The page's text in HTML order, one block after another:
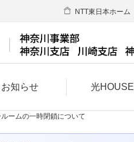
お知らせ 光HOUSE
NTT東日本ホーム
ームの一時閉鎖について